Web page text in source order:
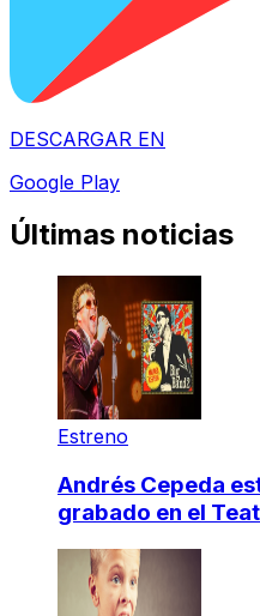
DESCARGAR EN
Google Play
Últimas noticias
Estreno
Andrés Cepeda
grabado en el